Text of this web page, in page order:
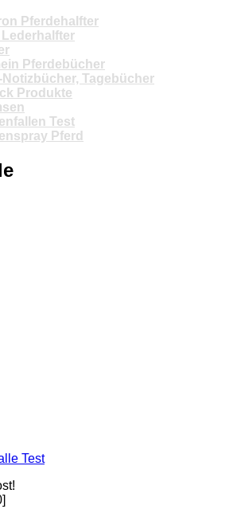
Pferdehalfter
Lederhalfter
Pferdebücher
Notizbücher, Tagebücher
Produkte
Test
Pferd
]